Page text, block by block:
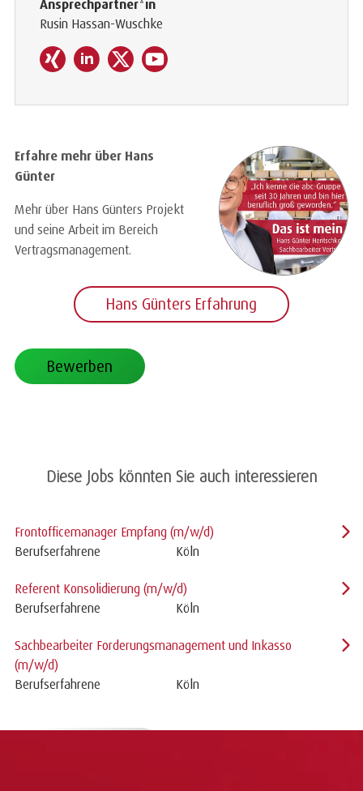
Ansprechpartner*in
Rusin Hassan-Wuschke
Erfahre mehr über Hans
Günter
Mehr über Hans Günters Projekt
und seine Arbeit im Bereich
Vertragsmanagement.
Hans Günters Erfahrung
Bewerben
Diese Jobs könnten Sie auch interessieren
Frontofficemanager Empfang (m/w/d)
Berufserfahrene
Köln
Referent Konsolidierung (m/w/d)
Berufserfahrene
Köln
Sachbearbeiter Forderungsmanagement und Inkasso
(m/w/d)
Berufserfahrene
Köln